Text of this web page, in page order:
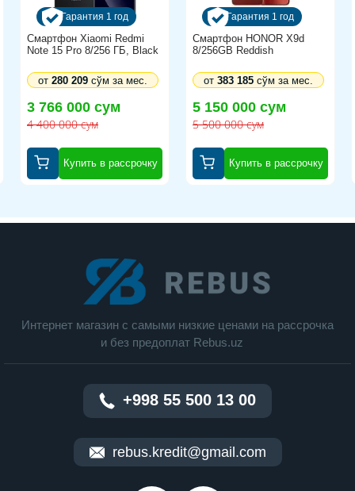
Картридер :SDXC
USB4 :3 шт
Поддержка Alternate Mode :есть
Макс. подключаемых мониторов :2
Wi-Fi :Wi-Fi 4 (802.11n) , Wi-Fi 5 (802.11ac) , Wi-
Fi 6 (802.11ax) , Wi-Fi 6E (802.11ax)
Порты подключения :HDMI
Мультимедиа
Web-камера :1920x1080 (Full HD)
Количество динамиков :6
Аудиодекодеры :Dolby Atmos
Клавиатура
Подсветка :есть
Цвет подсветки :белый
Гарантия 1 год
Смартфон Xiaomi Redmi
Note 15 Pro 8/256 ГБ, Black
3 766 000 сум
4 400 000 сум
от 280 209сўм за мес.
Купить в рассрочку
Гарантия 1 год
Смартфон HONOR X9d
8/256GB Reddish
5 150 000 сум
5 500 000 сум
от 383 185сўм за мес.
Купить в рассрочку
Интернет магазин c cамыми низкие ценами на рассрочка
и без предоплат Rebus.uz
+998 55 500 13 00
rebus.kredit@gmail.com